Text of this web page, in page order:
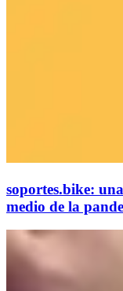
soportes.bike:
medio de la